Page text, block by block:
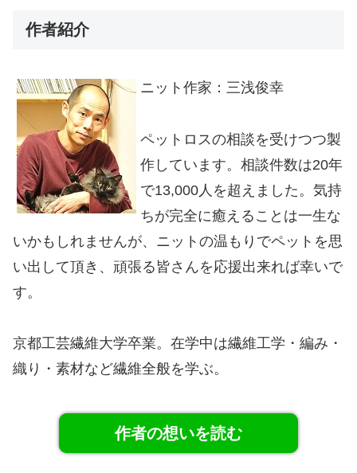
作者紹介
ニット作家：三浅俊幸
ペットロスの相談を受けつつ製
作しています。相談件数は20年
で13,000人を超えました。気持
ちが完全に癒えることは一生な
いかもしれませんが、ニットの温もりでペットを思
い出して頂き、頑張る皆さんを応援出来れば幸いで
す。
京都工芸繊維大学卒業。在学中は繊維工学・編み・
織り・素材など繊維全般を学ぶ。
作者の想いを読む